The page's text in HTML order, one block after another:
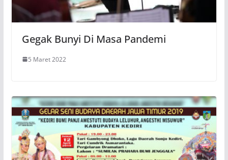
Gegak Bunyi Di Masa Pandemi
5 Maret 2022